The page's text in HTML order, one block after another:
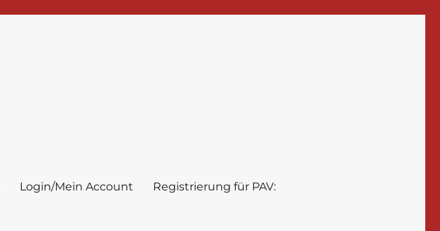
Login/Mein Account Registrierung für PAV: